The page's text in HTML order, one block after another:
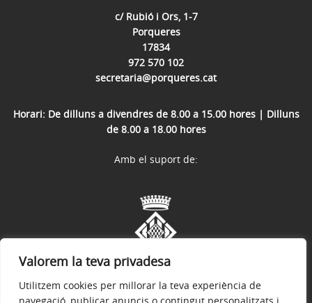
Valorem la teva privadesa
Utilitzem cookies per millorar la teva experiència de
c/ Rubió i Ors, 1-7
Porqueres
17834
972 570 102
secretaria@porqueres.cat
Horari: De dilluns a divendres de 8.00 a 15.00 hores | Dilluns
de 8.00 a 18.00 hores
Amb el suport de: